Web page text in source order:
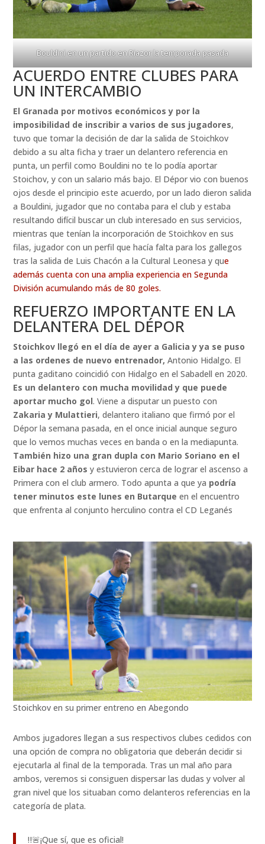
Bouldini en un partido en Riazor la temporada pasada
ACUERDO ENTRE CLUBES PARA
UN INTERCAMBIO
El Granada por motivos económicos y por la
imposibilidad de inscribir a varios de sus jugadores,
tuvo que tomar la decisión de dar la salida de Stoichkov
debido a su alta ficha y traer un delantero referencia en
punta, un perfil como Bouldini no te lo podía aportar
Stoichov, y con un salario más bajo. El Dépor vio con buenos
ojos desde el principio este acuerdo, por un lado dieron salida
a Bouldini, jugador que no contaba para el club y estaba
resultando difícil buscar un club interesado en sus servicios,
mientras que tenían la incorporación de Stoichkov en sus
filas, jugador con un perfil que hacía falta para los gallegos
tras la salida de Luis Chacón a la Cultural Leonesa y que
además cuenta con una amplia experiencia en Segunda
División acumulando más de 80 goles.
REFUERZO IMPORTANTE EN LA
DELANTERA DEL DÉPOR
Stoichkov llegó en el día de ayer a Galicia y ya se puso
a las ordenes de nuevo entrenador,Antonio Hidalgo. El
punta gaditano coincidió con Hidalgo en el Sabadell en 2020.
Es un delantero con mucha movilidad y que puede
aportar mucho gol. Viene a disputar un puesto con
Zakaria y Mulattieri, delantero italiano que firmó por el
Dépor la semana pasada, en el once inicial aunque seguro
que lo vemos muchas veces en banda o en la mediapunta.
También hizo una gran dupla con Mario Soriano en el
Eibar hace 2 años y estuvieron cerca de lograr el ascenso a
Primera con el club armero. Todo apunta a que ya podría
tener minutos este lunes en Butarque en el encuentro
que enfrenta al conjunto herculino contra el CD Leganés
Stoichkov en su primer entreno en Abegondo
Ambos jugadores llegan a sus respectivos clubes cedidos con
una opción de compra no obligatoria que deberán decidir si
ejecutarla al final de la temporada. Tras un mal año para
ambos, veremos si consiguen dispersar las dudas y volver al
gran nivel que los situaban como delanteros referencias en la
categoría de plata.
‼️🚨¡Que sí, que es oficial!